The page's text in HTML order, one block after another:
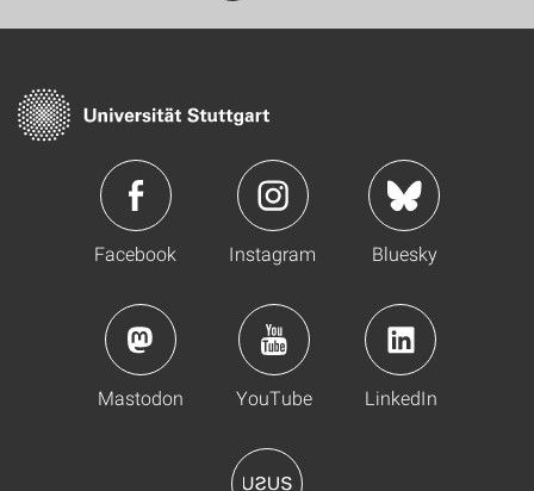
Facebook Instagram Bluesky
Mastodon YouTube LinkedIn